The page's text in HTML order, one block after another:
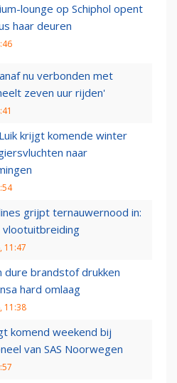
lounge op Schiphol opent
haar deuren
nu verbonden met
zeven uur rijden'
krijgt komende winter
naar
grijpt ternauwernood in:
11:47
dure brandstof drukken
hard omlaag
11:38
komend weekend bij
van SAS Noorwegen